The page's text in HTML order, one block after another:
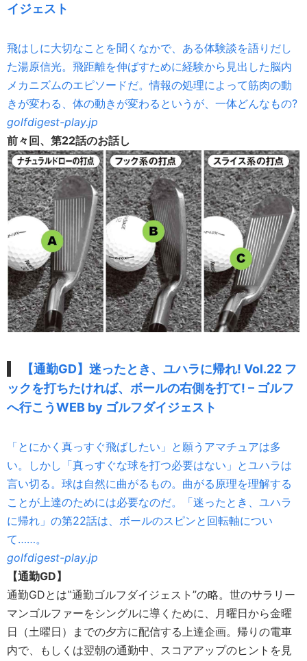
イジェスト
飛はしに大切なことを聞くなかで、ある体験談を語りだし
た湯原信光。飛距離を伸ばすために経験から見出した脳内
メカニズムのエピソードだ。情報の処理によって筋肉の動
きが変わる、体の動きが変わるというが、一体どんなもの?
golfdigest-play.jp
前々回、第22話のお話し
【通勤GD】迷ったとき、ユハラに帰れ! Vol.22 フ
ックを打ちたければ、ボールの右側を打て! – ゴルフ
へ行こうWEB by ゴルフダイジェスト
「とにかく真っすぐ飛ばしたい」と願うアマチュアは多
い。しかし「真っすぐな球を打つ必要はない」とユハラは
言い切る。球は自然に曲がるもの。曲がる原理を理解する
ことが上達のためには必要なのだ。「迷ったとき、ユハラ
に帰れ」の第22話は、ボールのスピンと回転軸につい
て……。
golfdigest-play.jp
【通勤GD】
通勤GDとは‟通勤ゴルフダイジェスト”の略。世のサラリー
マンゴルファーをシングルに導くために、月曜日から金曜
日（土曜日）までの夕方に配信する上達企画。帰りの電車
内で、もしくは翌朝の通勤中、スコアアップのヒントを見